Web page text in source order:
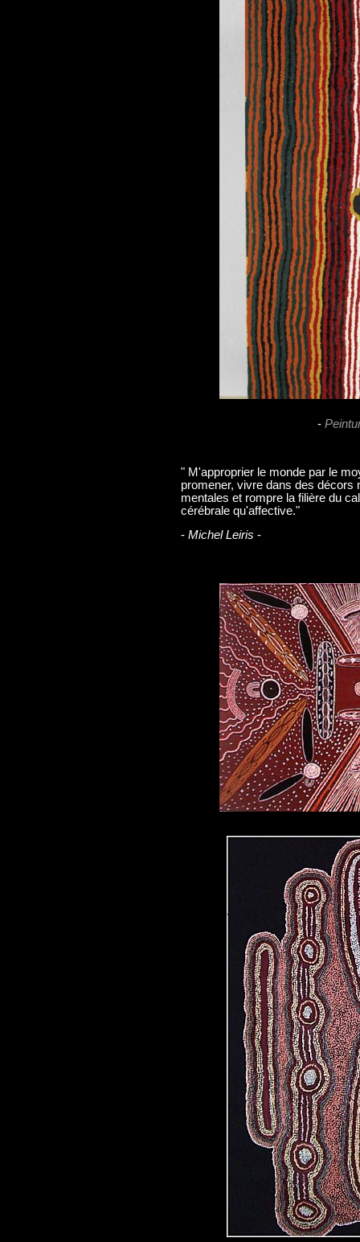
-
" M'approprier le monde par le
promener, vivre dans des
mentales et rompre la filière du
cérébrale qu'affective."
- Michel Leiris -